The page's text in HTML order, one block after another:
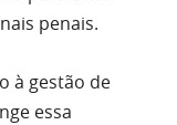
penais.
à gestão de
essa